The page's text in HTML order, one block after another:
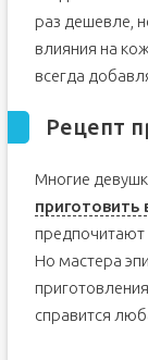
раз дешевле,
влияния на
всегда
Рецепт
Многие
приготовить
предпочитают
Но мастера
справится